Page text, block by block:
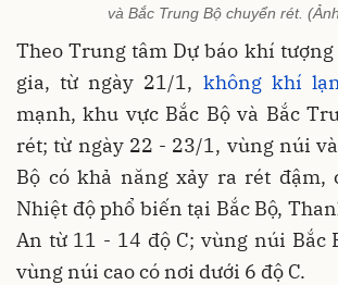
và Bắc Trung Bộ chuyển rét.
Theo Trung tâm Dự báo khí
gia, từ ngày 21/1, không khí
mạnh, khu vực Bắc Bộ và Bắc
rét; từ ngày 22 - 23/1, vùng núi
Bộ có khả năng xảy ra rét đậm,
Nhiệt độ phổ biến tại Bắc Bộ,
An từ 11 - 14 độ C; vùng núi Bắc
vùng núi cao có nơi dưới 6 độ C.